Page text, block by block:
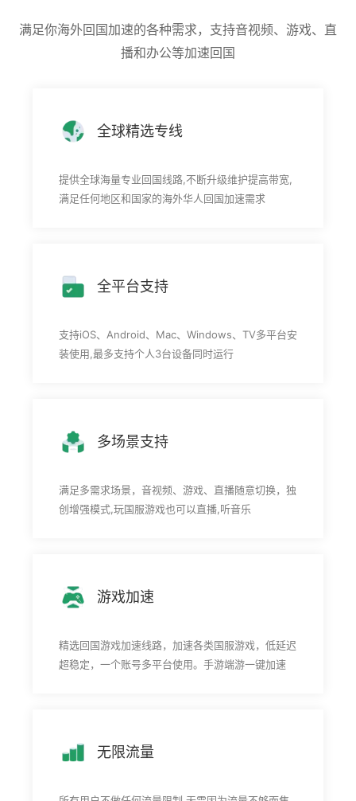
满足你海外回国加速的各种需求，支持音视频、游戏、直
播和办公等加速回国
全球精选专线
提供全球海量专业回国线路,不断升级维护提高带宽,
满足任何地区和国家的海外华人回国加速需求
全平台支持
支持iOS、Android、Mac、Windows、TV多平台安
装使用,最多支持个人3台设备同时运行
多场景支持
满足多需求场景，音视频、游戏、直播随意切换，独
创增强模式,玩国服游戏也可以直播,听音乐
游戏加速
精选回国游戏加速线路，加速各类国服游戏，低延迟
超稳定，一个账号多平台使用。手游端游一键加速
无限流量